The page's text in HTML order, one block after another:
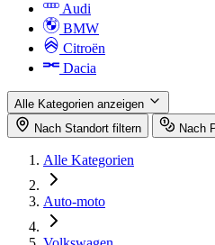
Audi
BMW
Citroën
Dacia
Alle Kategorien anzeigen
Nach Standort filtern
Nach
Alle Kategorien
Auto-moto